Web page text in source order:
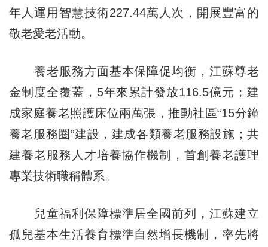
年人運用智慧技術227.44萬人次，開展豐富的
敬老愛老活動。
養老服務方面基本保障促均衡，江蘇尊老
金制度全覆蓋，5年來累計發放116.5億元；建
成家庭養老照護床位兩萬張，推動社區“15分鐘
養老服務圈”建設，建成各類養老服務設施；共
建養老服務人才培養協作機制，首創養老護理
專業技術職稱體系。
兒童福利保障標準居全國前列，江蘇建立
孤兒基本生活養育標準自然增長機制，率先將